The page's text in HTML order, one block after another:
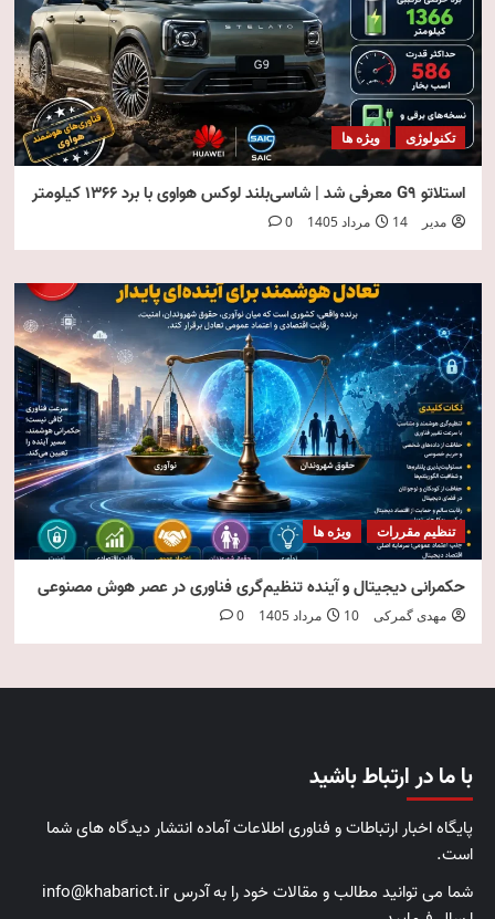
تکنولوژی ویژه ها
استلاتو G9 معرفی شد | شاسی‌بلند لوکس هواوی با برد ۱۳۶۶ کیلومتر
مدیر 14 مرداد 1405 0
تنظیم مقررات ویژه ها
حکمرانی دیجیتال و آینده تنظیم‌گری فناوری در عصر هوش مصنوعی
مهدی گمرکی 10 مرداد 1405 0
با ما در ارتباط باشید
پایگاه اخبار ارتباطات و فناوری اطلاعات آماده انتشار دیدگاه های شما
است.
شما می توانید مطالب و مقالات خود را به آدرس info@khabarict.ir